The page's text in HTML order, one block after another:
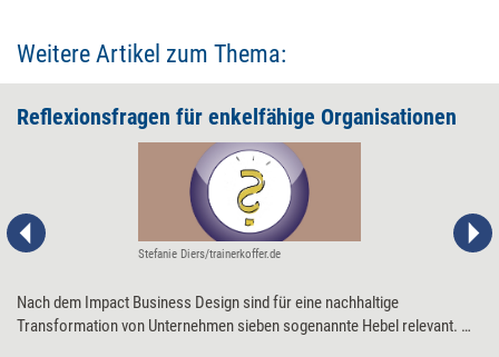
Weitere Artikel zum Thema:
Reflexionsfragen für enkelfähige Organisationen
Stefanie Diers/trainerkoffer.de
Nach dem Impact Business Design sind für eine nachhaltige
Transformation von Unternehmen sieben sogenannte Hebel relevant. Mit